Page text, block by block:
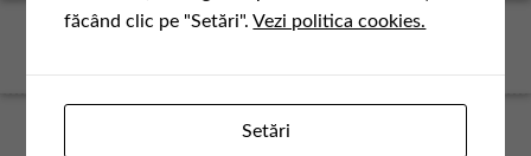
făcând clic pe "Setări".Vezi politica cookies.
Setări